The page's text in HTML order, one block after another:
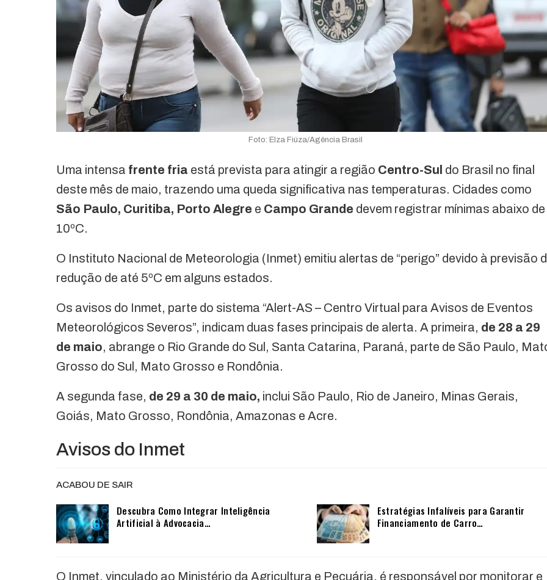
Foto: Elza Fiúza/Agência Brasil
Uma intensa frente fria está prevista para atingir a região Centro-Sul do Brasil no final
deste mês de maio, trazendo uma queda significativa nas temperaturas. Cidades como
São Paulo, Curitiba, Porto Alegre e Campo Grande devem registrar mínimas abaixo de
10ºC.
O Instituto Nacional de Meteorologia (Inmet) emitiu alertas de “perigo” devido à previsão
redução de até 5ºC em alguns estados.
Os avisos do Inmet, parte do sistema “Alert-AS – Centro Virtual para Avisos de Eventos
Meteorológicos Severos”, indicam duas fases principais de alerta. A primeira, de 28 a 29
de maio, abrange o Rio Grande do Sul, Santa Catarina, Paraná, parte de São Paulo,
Grosso do Sul, Mato Grosso e Rondônia.
A segunda fase, de 29 a 30 de maio, inclui São Paulo, Rio de Janeiro, Minas Gerais,
Goiás, Mato Grosso, Rondônia, Amazonas e Acre.
Avisos do Inmet
ACABOU DE SAIR
Descubra Como Integrar Inteligência
Artificial à Advocacia…
Estratégias Infalíveis para Garantir
Financiamento de Carro…
O Inmet, vinculado ao Ministério da Agricultura e Pecuária, é responsável por monitorar e